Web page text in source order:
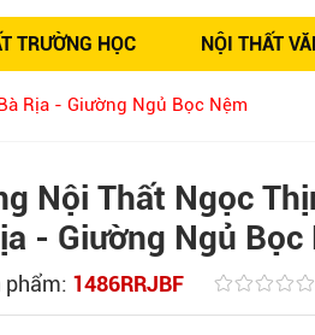
TRƯỜNG HỌC NỘI THẤT
Sáng tạo
Giải pháp
Rịa - Giường Ngủ Bọc Nệm
Nội Thất Ngọc
- Giường Ngủ Bọc
phẩm: 1486RRJBF